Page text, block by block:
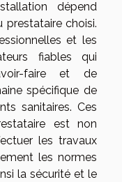
dépend
choisi.
et les
fiables qui
faire et de
spécifique de
sanitaires. Ces
est non
les travaux
les normes
la sécurité et le